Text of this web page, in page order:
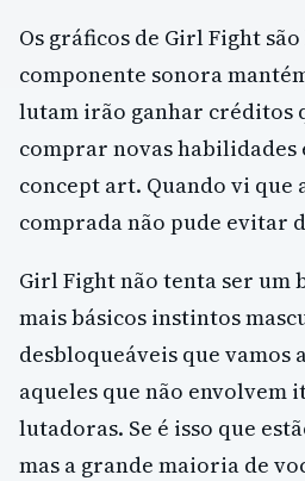
Os gráficos de Girl Fight
componente sonora
lutam irão ganhar créditos
comprar novas habilidades
concept art. Quando vi que
comprada não pude evitar
Girl Fight não tenta ser um
mais básicos instintos
desbloqueáveis que
aqueles que não envolvem
lutadoras. Se é isso que
mas a grande maioria de